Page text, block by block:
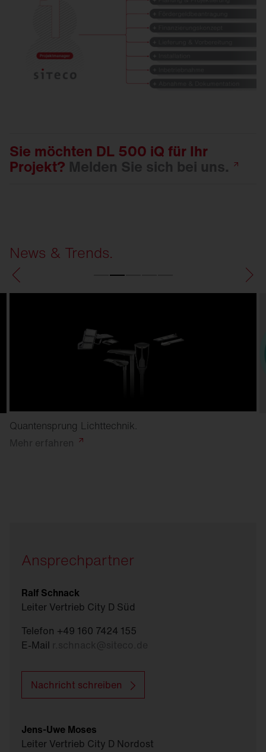
Sie möchten DL 500 iQ für Ihr
Projekt? Melden Sie sich bei uns.
News & Trends.
Quantensprung Lichttechnik.
Mehr erfahren
Ansprechpartner
Ralf Schnack
Leiter Vertrieb City D Süd
Telefon +49 160 7424 155
E-Mail
Nachricht schreiben
Jens-Uwe Moses
Leiter Vertrieb City D Nordost